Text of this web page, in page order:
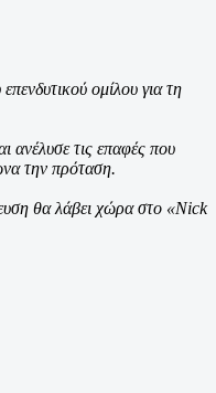
ομίλου για τη
τις επαφές που
την πρόταση.
θα λάβει χώρα στο «Nick